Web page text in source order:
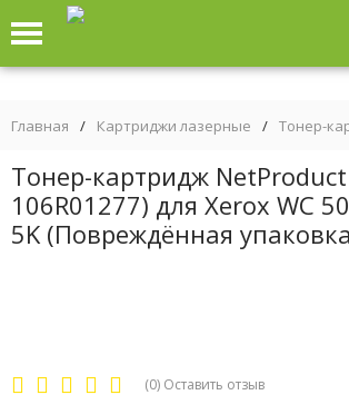
Главная / Картриджи лазерные / Тонер-
Тонер-картридж
106R01277) для Xerox WC
5K (Повреждённая
(0) Оставить отзыв